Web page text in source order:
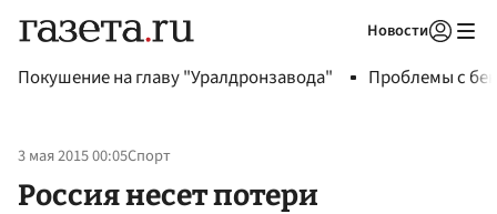
Новости
Покушение на главу "Уралдронзавода" Проблемы с
3 мая 2015 00:05Спорт
Россия несет потери